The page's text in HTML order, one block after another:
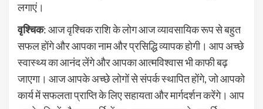
लगाएं।
वृश्चिक: आज वृश्चिक राशि के लोग आज व्यावसायिक रूप से बहुत
सफल होंगे और आपका नाम और प्रसिद्धि व्यापक होगी। आप अच्छे
स्वास्थ्य का आनंद लेंगे और आपका आत्मविश्वास भी काफी बढ़
जाएगा। आज आपके अच्छे लोगों से संपर्क स्थापित होंगे, जो आपको
कार्य में सफलता प्राप्ति के लिए सहायता और मार्गदर्शन करेंगे। आप